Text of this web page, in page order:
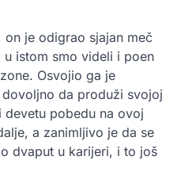
on je odigrao sjajan meč
u istom smo videli i poen
Osvojio ga je
da produži svojoj
devetu pobedu na ovoj
a zanimljivo je da se
dvaput u karijeri, i to još